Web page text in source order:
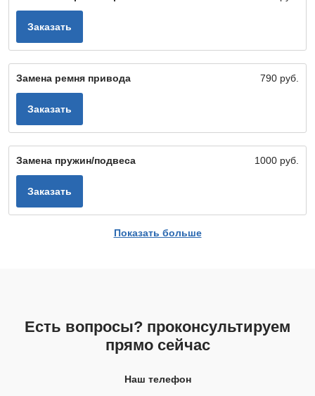
Заказать
Замена ремня привода 790 руб.
Заказать
Замена пружин/подвеса 1000 руб.
Заказать
Показать больше
Есть вопросы? проконсультируем
прямо сейчас
Наш телефон